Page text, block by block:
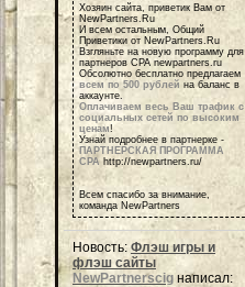
Хозяин сайта, приветик Вам от
NewPartners.Ru
И всем остальным, Общий
Приветики от NewPartners.Ru
Взгляньте на новую программу для
партнеров СРА newpartners.ru
Обсолютно бесплатно предлагаем
всем по 500 рублей на баланс в
аккаунте.
Оплачиваем весь Ваш трафик с
социальных сетей по высоким
ценам!
Узнай подробнее в партнерке -
ПАРТНЕРСКАЯ ПРОГРАММА
СРА http://newpartners.ru/
Всем спасибо за внимание,
команда NewPartners
Новость: Флэш игры и
флэш сайты
NewPartnerscig написал: